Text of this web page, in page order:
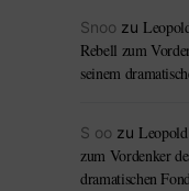
Snoo zu
Rebell zum
seinem
S oo zu
zum Vordenker
dramatischen